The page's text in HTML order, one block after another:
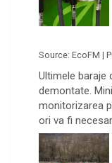
Source: EcoFM |
Ultimele
demontate.
monitorizarea
ori va fi